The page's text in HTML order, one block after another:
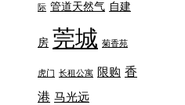
际 管道天然气 自建
房 莞城 菊香苑
虎门 长租公寓 限购 香
港 马光远